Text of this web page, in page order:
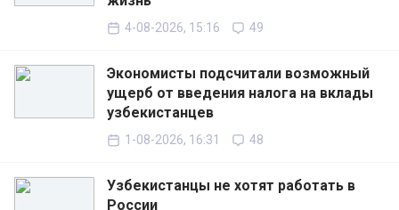
4-08-2026, 15:16 49
Экономисты подсчитали возможный
ущерб от введения налога на вклады
узбекистанцев
1-08-2026, 16:31 48
Узбекистанцы не хотят работать в
России